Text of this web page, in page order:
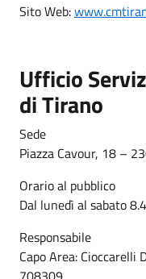
Sito Web:
Ufficio
di Tirano
Sede
Piazza Cavour, 18 –
Orario al pubblico
Dal lunedì al sabato
Responsabile
Capo Area: Cioccarelli